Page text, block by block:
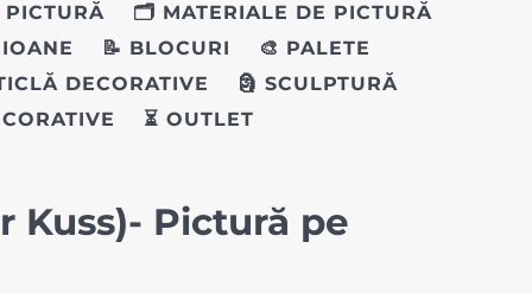
PICTURĂ
🗂️ MATERIALE DE PICTURĂ
📝 BLOCURI
🎨 PALETE
DECORATIVE
🗿 SCULPTURĂ
⏳ OUTLET
Kuss)- Pictură pe